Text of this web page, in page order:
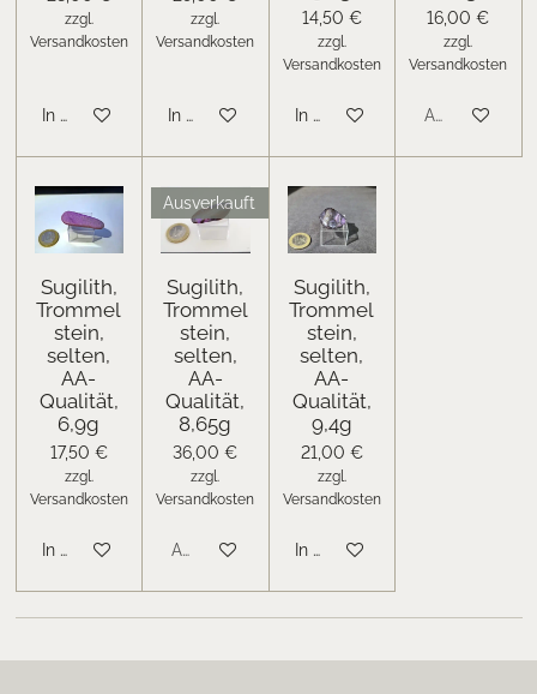
zzgl.
Versandkosten
In den Warenkorb
zzgl.
Versandkosten
In den Warenkorb
14,50 €
zzgl.
Versandkosten
In den Warenkorb
16,00 €
zzgl.
Versandkosten
Ausverkauft
Sugilith,
Trommel
stein,
selten,
AA-
Qualität,
6,9g
17,50 €
zzgl.
Versandkosten
In den Warenkorb
Ausverkauft
Sugilith,
Trommel
stein,
selten,
AA-
Qualität,
8,65g
36,00 €
zzgl.
Versandkosten
Ausverkauft
Sugilith,
Trommel
stein,
selten,
AA-
Qualität,
9,4g
21,00 €
zzgl.
Versandkosten
In den Warenkorb